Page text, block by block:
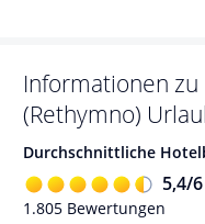
Informationen zu
(Rethymno)
Durchschnittliche
5,4/6
1.805 Bewertungen